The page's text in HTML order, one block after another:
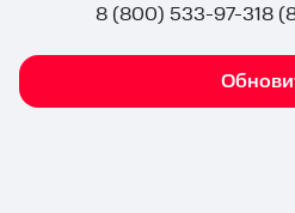
8 (800) 533-97-318